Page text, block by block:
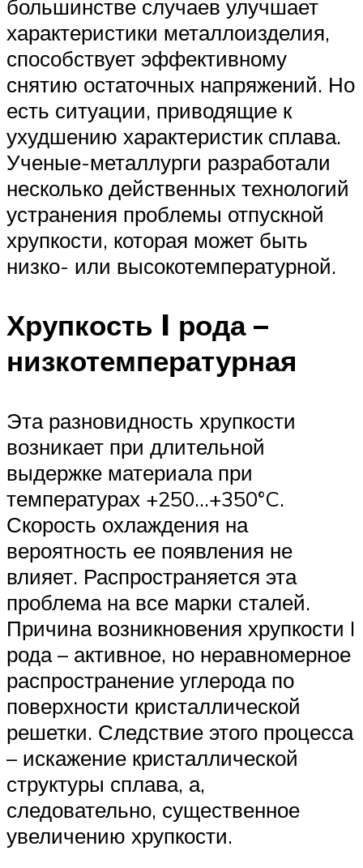
большинстве случаев улучшает
характеристики металлоизделия,
способствует эффективному
снятию остаточных напряжений. Но
есть ситуации, приводящие к
ухудшению характеристик сплава.
Ученые-металлурги разработали
несколько действенных технологий
устранения проблемы отпускной
хрупкости, которая может быть
низко- или высокотемпературной.
Хрупкость I рода –
низкотемпературная
Эта разновидность хрупкости
возникает при длительной
выдержке материала при
температурах +250…+350°C.
Скорость охлаждения на
вероятность ее появления не
влияет. Распространяется эта
проблема на все марки сталей.
Причина возникновения хрупкости I
рода – активное, но неравномерное
распространение углерода по
поверхности кристаллической
решетки. Следствие этого процесса
– искажение кристаллической
структуры сплава, а,
следовательно, существенное
увеличению хрупкости.